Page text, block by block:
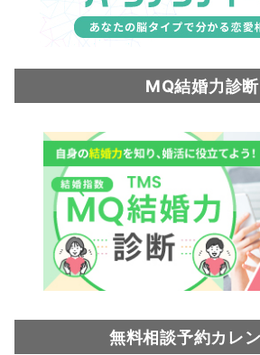
MQ結婚力診断
無料相談予約カレ